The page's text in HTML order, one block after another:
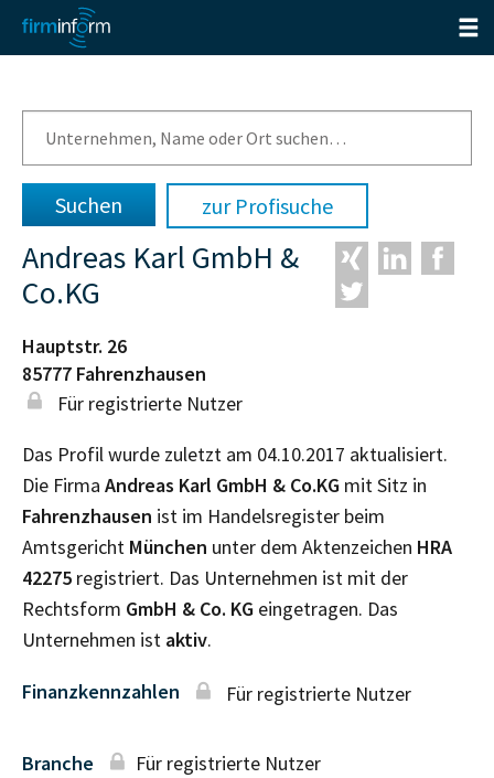
zur Profisuche
Andreas Karl GmbH &
Co.KG
Hauptstr. 26
85777 Fahrenzhausen
Für registrierte Nutzer
Das Profil wurde zuletzt am 04.10.2017 aktualisiert.
Die Firma Andreas Karl GmbH & Co.KG mit Sitz in
Fahrenzhausen ist im Handelsregister beim
Amtsgericht München unter dem Aktenzeichen HRA
42275 registriert. Das Unternehmen ist mit der
Rechtsform GmbH & Co. KG eingetragen. Das
Unternehmen ist aktiv.
Finanzkennzahlen Für registrierte Nutzer
Branche Für registrierte Nutzer